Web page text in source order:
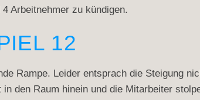
Arbeitnehmer zu kündigen.
12
Rampe. Leider entsprach die Steigung
den Raum hinein und die Mitarbeiter